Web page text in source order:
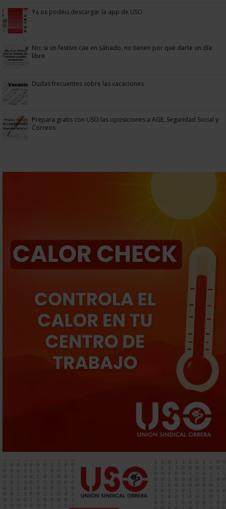
Ya os podéis descargar la app de USO
No: si un festivo cae en sábado, no tienen por qué darte un día
libre
Dudas frecuentes sobre las vacaciones
Prepara gratis con USO las oposiciones a AGE, Seguridad Social y
Correos